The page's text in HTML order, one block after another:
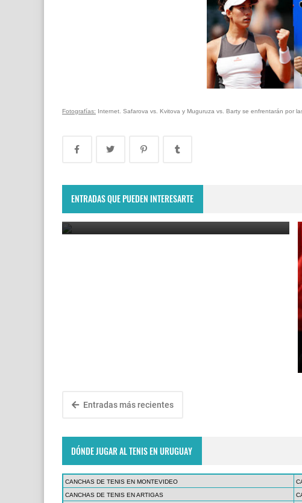
Fotografías: Internet. Safarova vs. Kvitova y Muguruza vs. Barty se enfrentarán por
ENTRADAS QUE PUEDEN INTERESARTE
campeona del WTA 125 de Uruguay
December 11, 2023
Entradas más recientes
DÓNDE JUGAR AL TENIS EN URUGUAY
CANCHAS DE TENIS EN MONTEVIDEO
CANCHAS DE TENIS EN ARTIGAS